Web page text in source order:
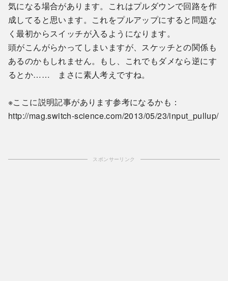
気になる場合があります。これはプルダウンで回路を作
成してると思います。これをプルアップにすると問題な
く最初からスイッチが入るようになります。
頭がこんがらかってしまいますが、スケッチとの関係も
あるのかもしれません。もし、これでもダメなら逆にす
るとか…… まさに素人考えですね。
※ここに説明記事があります参考になるかも：
http://mag.switch-science.com/2013/05/23/input_pullup/
スポンサーリンク